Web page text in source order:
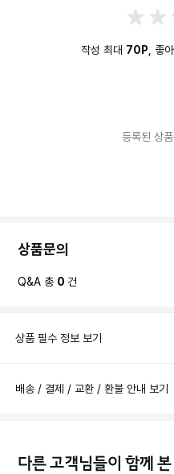
작성 최대 70P , 좋
등록된 상
상품문의
Q&A 총 0 건
상품 필수 정보 보기
배송 / 결제 / 교환 / 환불 안내 보기
다른 고객님들이 함께